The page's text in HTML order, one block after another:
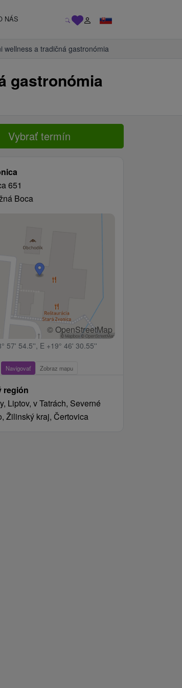
NÁS
wellness a tradičná gastronómia
gastronómia
Vybrať termín
651
Boca
© OpenStreetMap
57' 54.5'', E +19° 46' 30.55''
Navigovať Zobraz mapu
región
Liptov, v Tatrách, Severné
Žilinský kraj, Čertovica